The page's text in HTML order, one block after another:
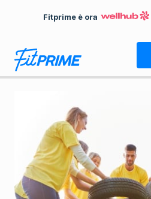
Fitprime è ora